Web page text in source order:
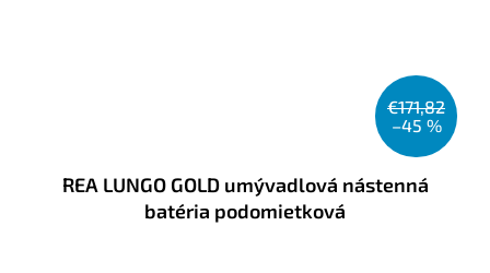
€171,82
–45 %
REA LUNGO GOLD umývadlová nástenná
batéria podomietková